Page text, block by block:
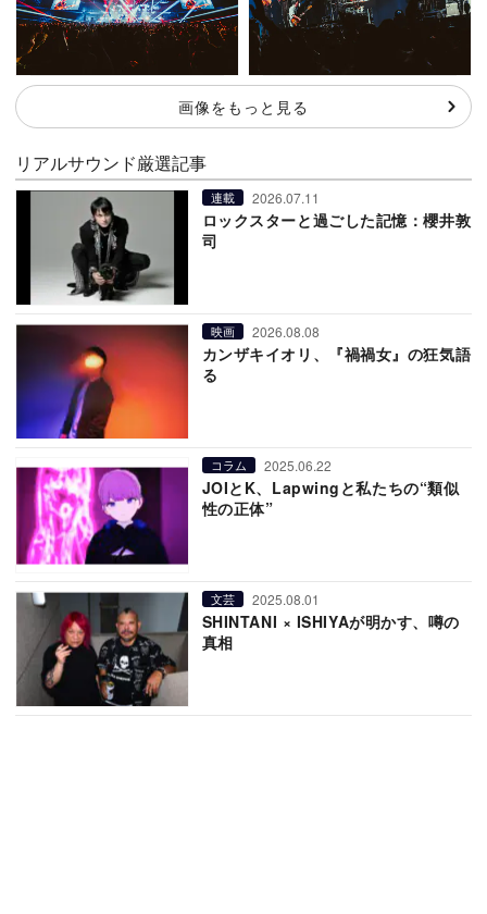
画像をもっと見る
リアルサウンド厳選記事
連載 2026.07.11
ロックスターと過ごした記憶：櫻井敦
司
映画 2026.08.08
カンザキイオリ、『禍禍女』の狂気語
る
コラム 2025.06.22
JOIとK、Lapwingと私たちの“類似
性の正体”
文芸 2025.08.01
SHINTANI × ISHIYAが明かす、噂の
真相